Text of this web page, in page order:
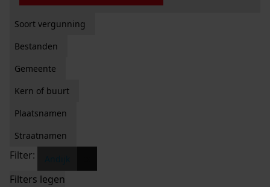
Soort vergunning
Bestanden
Gemeente
Kern of buurt
Plaatsnamen
Straatnamen
Filter:
Filters legen